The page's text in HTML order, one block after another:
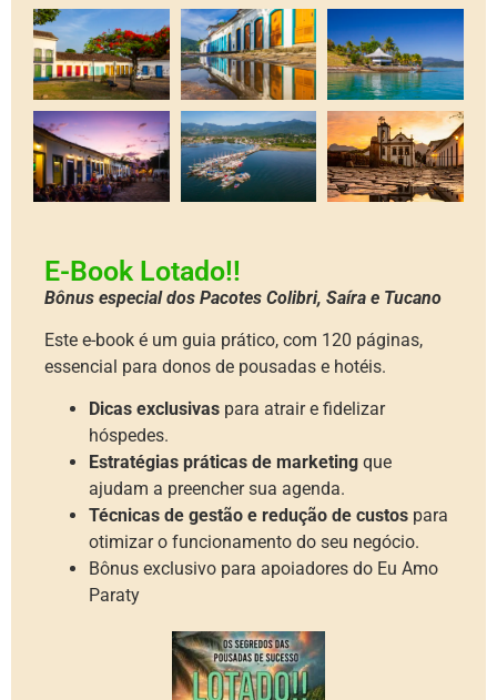
E-Book Lotado!!
Bônus especial dos Pacotes Colibri, Saíra e Tucano
Este e-book é um guia prático, com 120 páginas,
essencial para donos de pousadas e hotéis.
Dicas exclusivas para atrair e fidelizar
hóspedes.
Estratégias práticas de marketing que
ajudam a preencher sua agenda.
Técnicas de gestão e redução de custos para
otimizar o funcionamento do seu negócio.
Bônus exclusivo para apoiadores do Eu Amo
Paraty